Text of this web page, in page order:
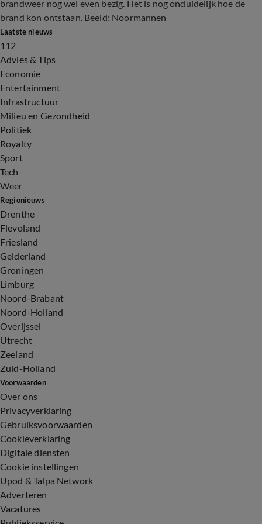
brandweer nog wel even bezig. Het is nog onduidelijk hoe de
brand kon ontstaan. Beeld: Noormannen
Laatste nieuws
112
Advies & Tips
Economie
Entertainment
Infrastructuur
Milieu en Gezondheid
Politiek
Royalty
Sport
Tech
Weer
Regionieuws
Drenthe
Flevoland
Friesland
Gelderland
Groningen
Limburg
Noord-Brabant
Noord-Holland
Overijssel
Utrecht
Zeeland
Zuid-Holland
Voorwaarden
Over ons
Privacyverklaring
Gebruiksvoorwaarden
Cookieverklaring
Digitale diensten
Cookie instellingen
Upod & Talpa Network
Adverteren
Vacatures